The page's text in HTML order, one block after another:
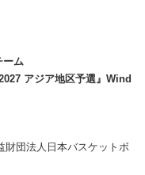
ーム
アジア地区予選』Wind
団法人日本バスケットボ